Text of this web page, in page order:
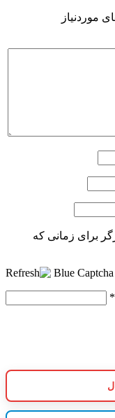
موردنیاز
برای زمانی که
*